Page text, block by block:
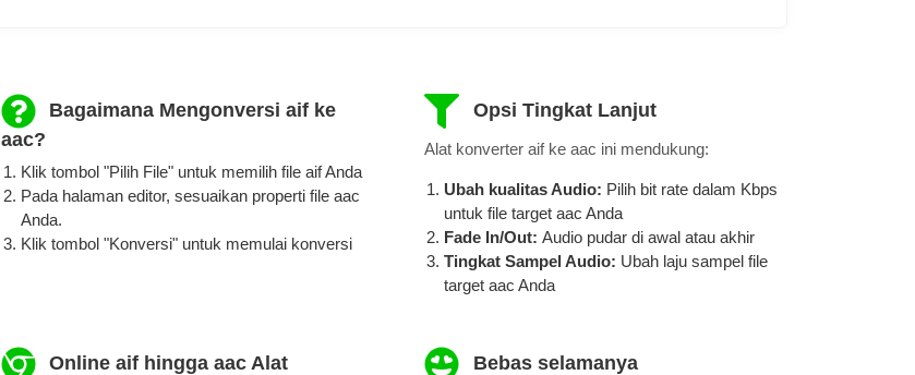
Bagaimana Mengonversi aif ke
aac?
Klik tombol "Pilih File" untuk memilih file aif Anda
Pada halaman editor, sesuaikan properti file aac
Anda.
Klik tombol "Konversi" untuk memulai konversi
Opsi Tingkat Lanjut
Alat konverter aif ke aac ini mendukung:
Ubah kualitas Audio: Pilih bit rate dalam Kbps
untuk file target aac Anda
Fade In/Out: Audio pudar di awal atau akhir
Tingkat Sampel Audio: Ubah laju sampel file
target aac Anda
Online aif hingga aac Alat
Bebas selamanya